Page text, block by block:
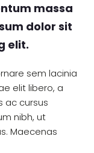
massa
dolor sit
elit.
sem lacinia
elit libero, a
ac cursus
nibh, ut
Maecenas